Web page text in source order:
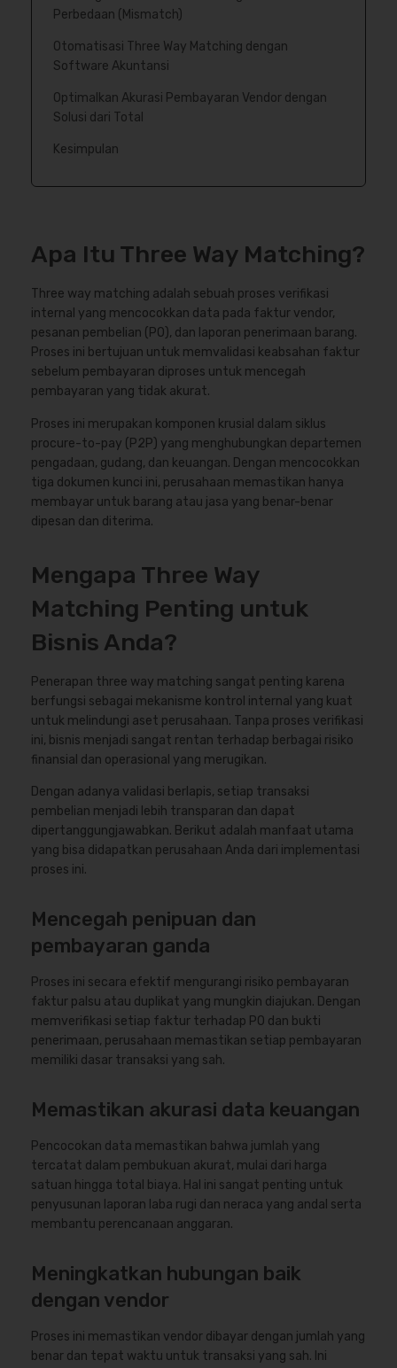
Perbedaan (Mismatch)
Otomatisasi Three Way Matching dengan
Software Akuntansi
Optimalkan Akurasi Pembayaran Vendor dengan
Solusi dari Total
Kesimpulan
Apa Itu Three Way Matching?
Three way matching adalah sebuah proses verifikasi
internal yang mencocokkan data pada faktur vendor,
pesanan pembelian (PO), dan laporan penerimaan barang.
Proses ini bertujuan untuk memvalidasi keabsahan faktur
sebelum pembayaran diproses untuk mencegah
pembayaran yang tidak akurat.
Proses ini merupakan komponen krusial dalam siklus
procure-to-pay (P2P) yang menghubungkan departemen
pengadaan, gudang, dan keuangan. Dengan mencocokkan
tiga dokumen kunci ini, perusahaan memastikan hanya
membayar untuk barang atau jasa yang benar-benar
dipesan dan diterima.
Mengapa Three Way
Matching Penting untuk
Bisnis Anda?
Penerapan three way matching sangat penting karena
berfungsi sebagai mekanisme kontrol internal yang kuat
untuk melindungi aset perusahaan. Tanpa proses verifikasi
ini, bisnis menjadi sangat rentan terhadap berbagai risiko
finansial dan operasional yang merugikan.
Dengan adanya validasi berlapis, setiap transaksi
pembelian menjadi lebih transparan dan dapat
dipertanggungjawabkan. Berikut adalah manfaat utama
yang bisa didapatkan perusahaan Anda dari implementasi
proses ini.
Mencegah penipuan dan
pembayaran ganda
Proses ini secara efektif mengurangi risiko pembayaran
faktur palsu atau duplikat yang mungkin diajukan. Dengan
memverifikasi setiap faktur terhadap PO dan bukti
penerimaan, perusahaan memastikan setiap pembayaran
memiliki dasar transaksi yang sah.
Memastikan akurasi data keuangan
Pencocokan data memastikan bahwa jumlah yang
tercatat dalam pembukuan akurat, mulai dari harga
satuan hingga total biaya. Hal ini sangat penting untuk
penyusunan laporan laba rugi dan neraca yang andal serta
membantu perencanaan anggaran.
Meningkatkan hubungan baik
dengan vendor
Proses ini memastikan vendor dibayar dengan jumlah yang
benar dan tepat waktu untuk transaksi yang sah. Ini